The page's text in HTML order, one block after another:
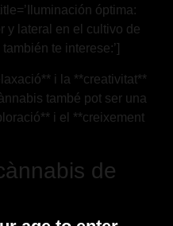
óptima:
y lateral en el cultivo de
te interese:’]
i la **creativitat**
també pot ser una
i el **creixement
de